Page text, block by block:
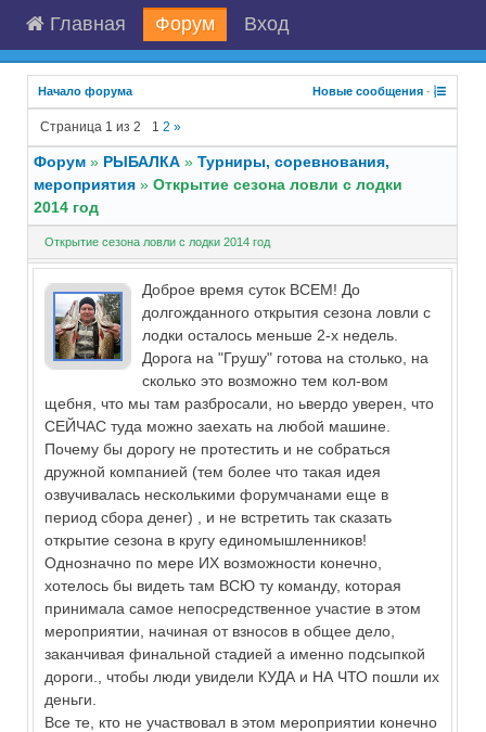
Главная Форум Вход
Начало форума Новые сообщения ·
Страница 1 из2 1 2 »
Форум » РЫБАЛКА » Турниры, соревнования,
мероприятия » Открытие сезона ловли с лодки
2014 год
Открытие сезона ловли с лодки 2014 год
Доброе время суток ВСЕМ! До
долгожданного открытия сезона ловли с
лодки осталось меньше 2-х недель.
Дорога на "Грушу" готова на столько, на
сколько это возможно тем кол-вом
щебня, что мы там разбросали, но ьвердо уверен, что
СЕЙЧАС туда можно заехать на любой машине.
Почему бы дорогу не протестить и не собраться
дружной компанией (тем более что такая идея
озвучивалась несколькими форумчанами еще в
период сбора денег) , и не встретить так сказать
открытие сезона в кругу единомышленников!
Однозначно по мере ИХ возможности конечно,
хотелось бы видеть там ВСЮ ту команду, которая
принимала самое непосредственное участие в этом
мероприятии, начиная от взносов в общее дело,
заканчивая финальной стадией а именно подсыпкой
дороги., чтобы люди увидели КУДА и НА ЧТО пошли их
деньги.
Все те, кто не участвовал в этом мероприятии конечно